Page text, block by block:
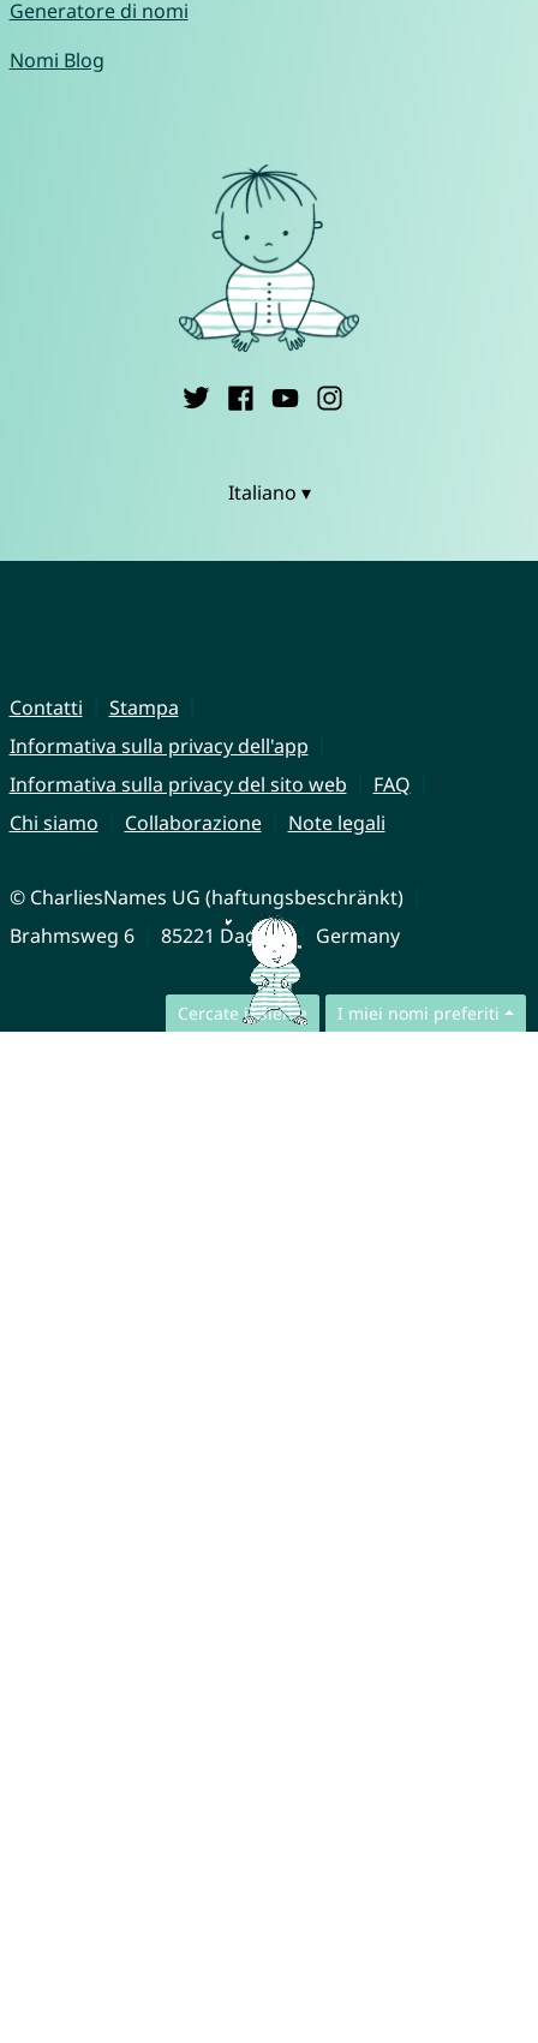
Cercate insieme I miei nomi preferiti
Generatore di nomi
Nomi Blog
Italiano ▾
Contatti
Stampa
Informativa sulla privacy dell'app
Informativa sulla privacy del sito web
FAQ
Chi siamo
Collaborazione Note legali
© CharliesNames UG (haftungsbeschränkt)
Brahmsweg 6
85221 Dachau Germany